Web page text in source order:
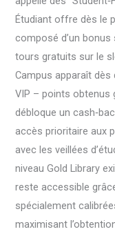
Étudiant offre dès le
composé d’un
tours gratuits sur le
Campus apparaît dès
VIP – points obtenus
débloque un
accès prioritaire aux
avec les veillées
niveau Gold Library
reste accessible
spécialement
maximisant